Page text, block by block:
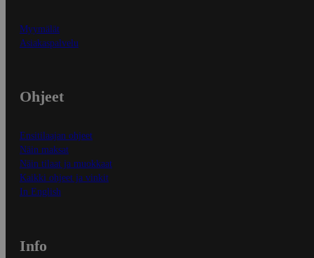
Myymälät
Asiakaspalvelu
Ohjeet
Ensitilaajan ohjeet
Näin maksat
Näin tilaat ja muokkaat
Kaikki ohjeet ja vinkit
In English
Info